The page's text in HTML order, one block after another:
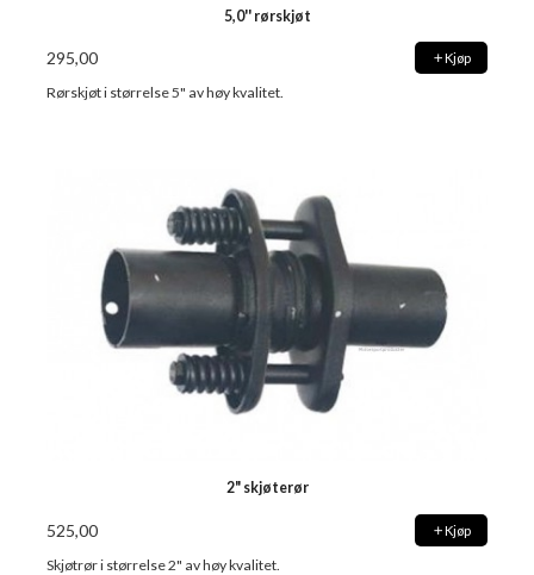
5,0'' rørskjøt
295,00 Kjøp
Rørskjøt i størrelse 5" av høy kvalitet.
2" skjøterør
525,00 Kjøp
Skjøtrør i størrelse 2" av høy kvalitet.